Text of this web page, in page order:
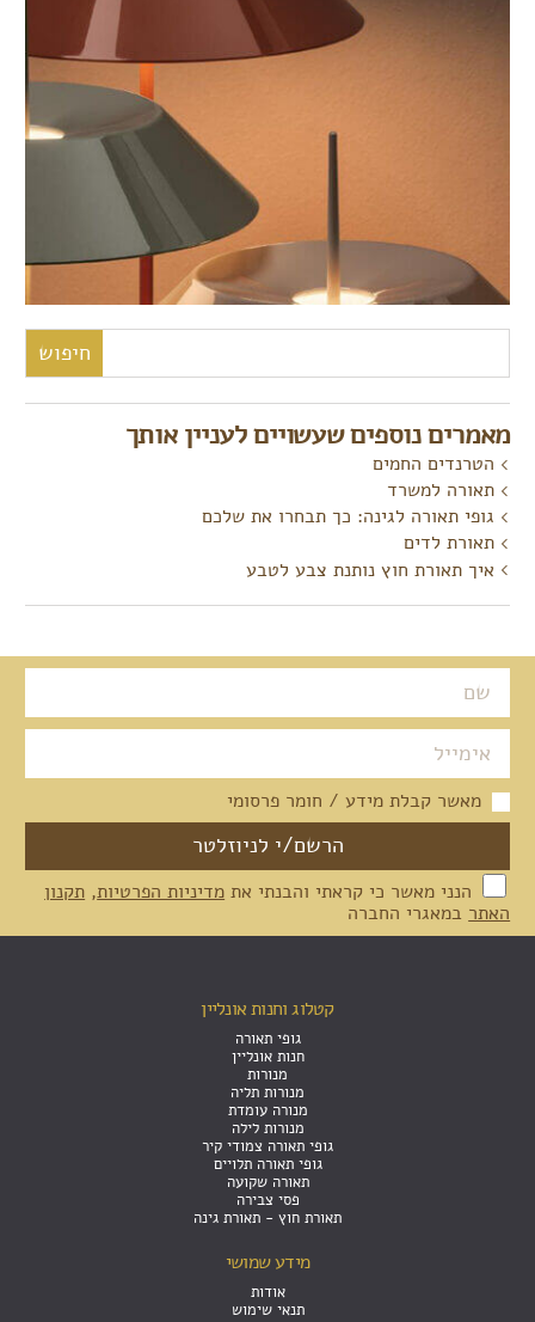
מאמרים נוספים שעשויים לעניין אותך
הטרנדים החמים
תאורה למשרד
גופי תאורה לגינה: כך תבחרו את שלכם
תאורת לדים
איך תאורת חוץ נותנת צבע לטבע
מאשר קבלת מידע / חומר פרסומי
הנני מאשר כי קראתי והבנתי את מדיניות הפרטיות, תקנון
האתר במאגרי החברה
קטלוג וחנות אונליין
גופי תאורה
חנות אונליין
מנורות
מנורות תליה
מנורה עומדת
מנורות לילה
גופי תאורה צמודי קיר
גופי תאורה תלויים
תאורה שקועה
פסי צבירה
תאורת חוץ - תאורת גינה
מידע שמושי
אודות
תנאי שימוש